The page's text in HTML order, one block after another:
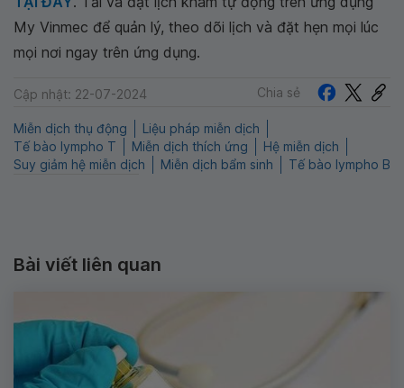
My Vinmec để quản lý, theo dõi lịch và đặt hẹn mọi lúc
mọi nơi ngay trên ứng dụng.
Cập nhật: 22-07-2024 Chia sẻ
Miễn dịch thụ động
Liệu pháp miễn dịch
Tế bào lympho T
Miễn dịch thích ứng
Hệ miễn dịch
Suy giảm hệ miễn dịch
Miễn dịch bẩm sinh Tế bào lympho B
Bài viết liên quan